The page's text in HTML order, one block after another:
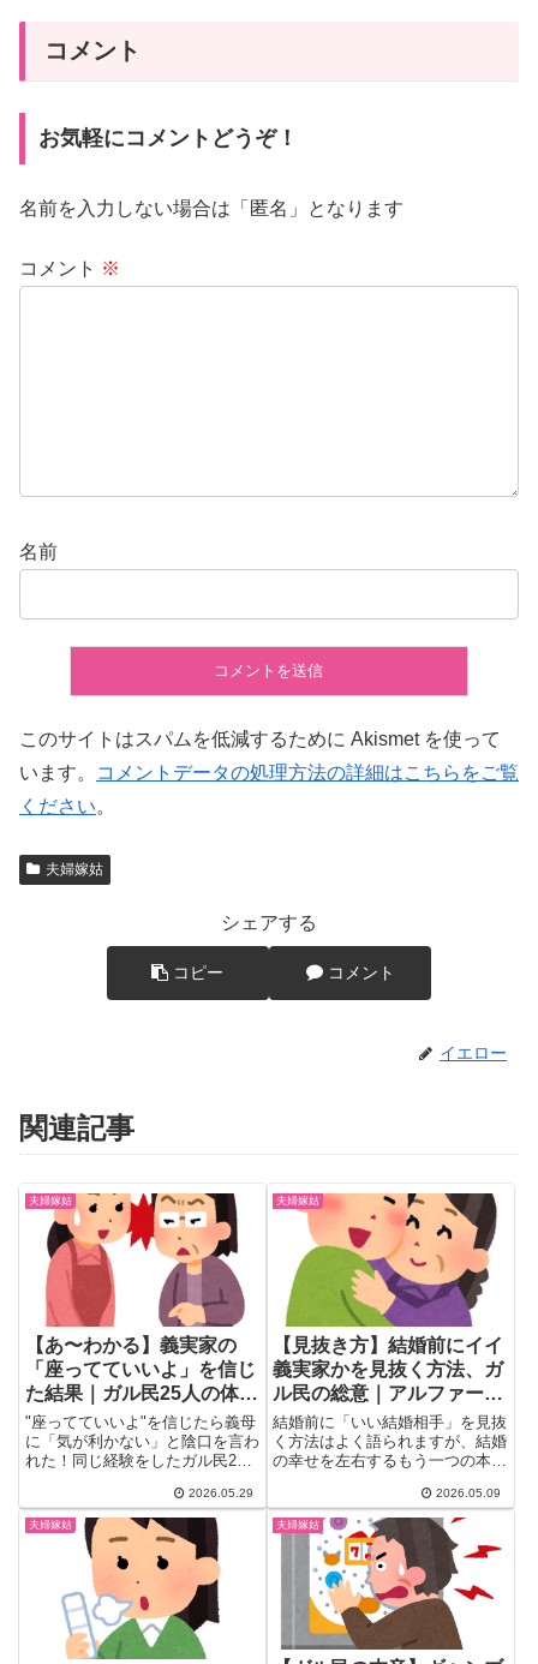
コメント
お気軽にコメントどうぞ！
名前を入力しない場合は「匿名」となります
コメント ※
名前
このサイトはスパムを低減するために Akismet を使って
います。
コメントデータの処理方法の詳細はこちらをご覧
ください。
夫婦嫁姑
シェアする
コピー コメント
イエロー
関連記事
夫婦嫁姑
【あ〜わかる】義実家の
「座ってていいよ」を信じ
た結果｜ガル民25人の体験
談と正解の立ち回り
"座ってていいよ"を信じたら義母
に「気が利かない」と陰口を言わ
れた！同じ経験をしたガル民25
手伝う派・信じる派に分かれた本
音と旦那の伝書鳩問題、正解の立
ち回り術をまとめました。
2026.05.29
夫婦嫁姑
【見抜き方】結婚前にイイ
義実家かを見抜く方法、ガ
ル民の総意｜アルファード
説・干渉レベル・嫁いびり
ガチャ
結婚前に「いい結婚相手」を見抜
く方法はよく語られますが、結婚
の幸せを左右するもう一つの本丸
2026.05.09
夫婦嫁姑 夫婦嫁姑